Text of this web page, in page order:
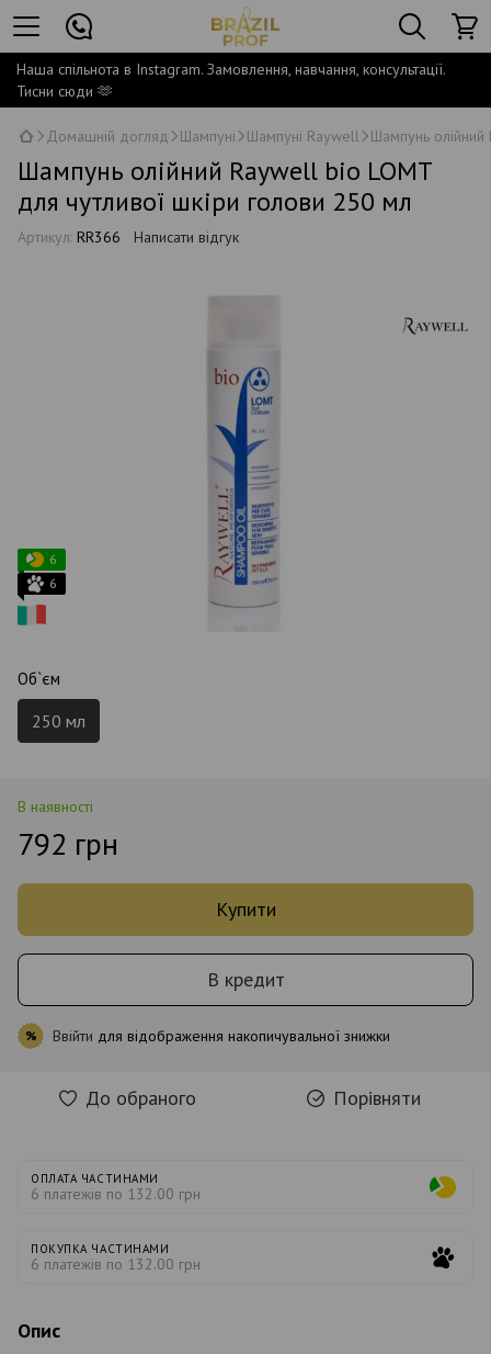
Наша спільнота в Instagram. Замовлення, навчання, консультації.
Тисни сюди 🫶
Домашній догляд Шампуні Шампуні Raywell Шампунь
Шампунь олійний Raywell bio LOMT
для чутливої шкіри голови 250 мл
Артикул: RR366 Написати відгук
6
6
Об`єм
250 мл
В наявності
792 грн
Купити
В кредит
% Ввійти для відображення накопичувальної знижки
До обраного Порівняти
ОПЛАТА ЧАСТИНАМИ
6 платежів по 132.00 грн
ПОКУПКА ЧАСТИНАМИ
6 платежів по 132.00 грн
Опис